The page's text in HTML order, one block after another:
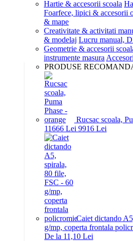
Hartie & accesorii scoala
Foarfece, lipici & accesorii
& mape
Creativitate & activitati
& modelaj Lucru manual,
Geometrie & accesorii
instrumente masura
PRODUSE
Rucsac scoala,
11666 Lei 9916 Lei
Caiet dictando
g/mp, coperta frontala
De la 11,10 Lei